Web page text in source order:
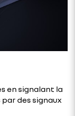
en signalant la
des signaux